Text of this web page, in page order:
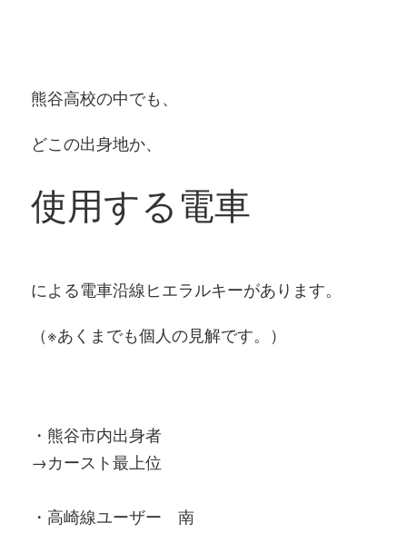
熊谷高校の中でも、
どこの出身地か、
使用する電車
による電車沿線ヒエラルキーがあります。
（※あくまでも個人の見解です。）
・熊谷市内出身者
→カースト最上位
・高崎線ユーザー 南